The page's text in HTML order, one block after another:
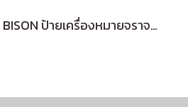
BISON ป้ายเครื่องหมายจราจร "หยุดข้างหน้า" 45 cm.